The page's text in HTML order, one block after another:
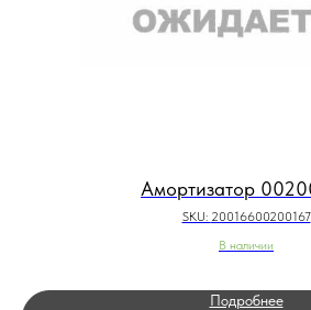
Амортизатор
SKU: 20016600200167
В наличии
Подробнее